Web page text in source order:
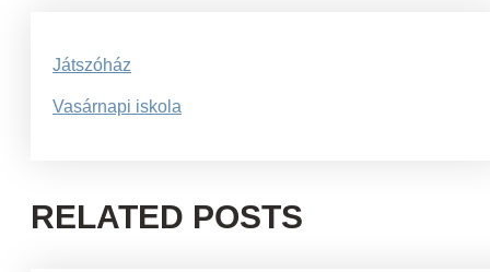
navigáció
Játszóház
Vasárnapi iskola
RELATED POSTS